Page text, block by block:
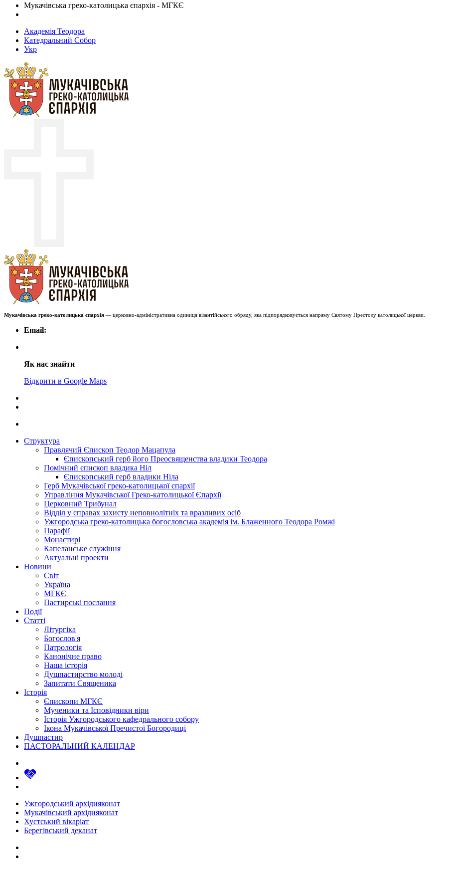
Мукачівська греко-католицька єпархія - МГКЄ
Академія Теодора
Катедральний Собор
Укр
Мукачівська греко-католицька єпархія — церковно-адміністративна одиниця візантійського обряду, яка підпорядковується напряму Святому Престолу католицької церкви.
Email:
Як нас знайти
Відкрити в Google Maps
Структура
Правлячий Єпископ Теодор Мацапула
Єпископський герб його Преосвященства владики Теодора
Помічний єпископ владика Ніл
Єпископський герб владики Ніла
Герб Мукачівської греко-католицької єпархії
Управління Мукачівської Греко-католицької Єпархії
Церковний Трибунал
Відділ у справах захисту неповнолітніх та вразливих осіб
Ужгородська греко-католицька богословська академія ім. Блаженного Теодора Ромжі
Парафії
Монастирі
Капеланське служіння
Актуальні проекти
Новини
Світ
Україна
МГКЄ
Пастирські послання
Події
Статті
Літургіка
Богослов'я
Патрологія
Канонічне право
Наша історія
Душпастирство молоді
Запитати Священика
Історія
Єпископи МГКЄ
Мученики та Ісповідники віри
Історія Ужгородського кафедрального собору
Ікона Мукачівської Пречистої Богородиці
Душпастир
ПАСТОРАЛЬНИЙ КАЛЕНДАР
Ужгородський архідияконат
Мукачівський архідияконат
Хустський вікаріат
Берегівський деканат